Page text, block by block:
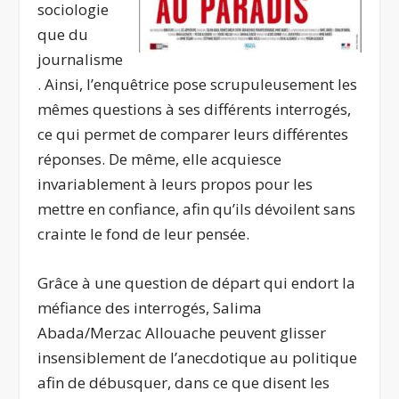
sociologie
que du
journalisme
. Ainsi, l’enquêtrice pose scrupuleusement les
mêmes questions à ses différents interrogés,
ce qui permet de comparer leurs différentes
réponses. De même, elle acquiesce
invariablement à leurs propos pour les
mettre en confiance, afin qu’ils dévoilent sans
crainte le fond de leur pensée.
Grâce à une question de départ qui endort la
méfiance des interrogés, Salima
Abada/Merzac Allouache peuvent glisser
insensiblement de l’anecdotique au politique
afin de débusquer, dans ce que disent les